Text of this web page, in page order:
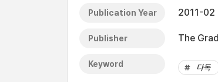
Publication Year 2011-02
Publisher The
Keyword 다독